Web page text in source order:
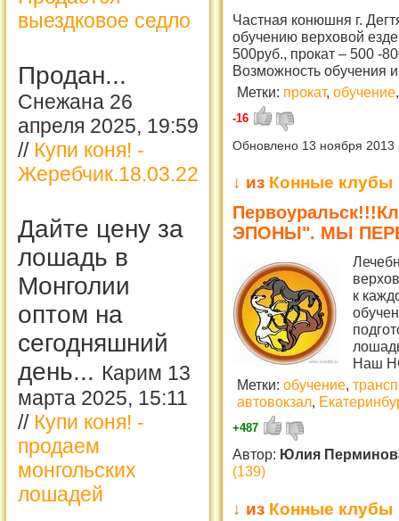
выездковое седло
Продан...
Снежана 26
апреля 2025, 19:59
// Купи коня! -
Жеребчик.18.03.22
Дайте цену за
лошадь в
Монголии
оптом на
сегодняшний
день... Карим 13
марта 2025, 15:11
// Купи коня! -
продаем
монгольских
лошадей
Частная конюшня г.
обучению верховой
500руб., прокат – 500 -
Возможность обучения
Метки: прокат, обучение,
-16
Обновлено 13 ноября 2013
↓ из Конные клубы
ЭПОНЫ". МЫ
к
Наш
Метки: обучение,
автовокзал,
+487
Автор: Юлия
(139)
↓ из Конные клубы